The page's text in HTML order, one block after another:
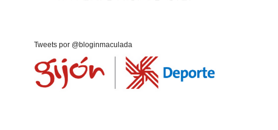
Tweets por @bloginmaculada